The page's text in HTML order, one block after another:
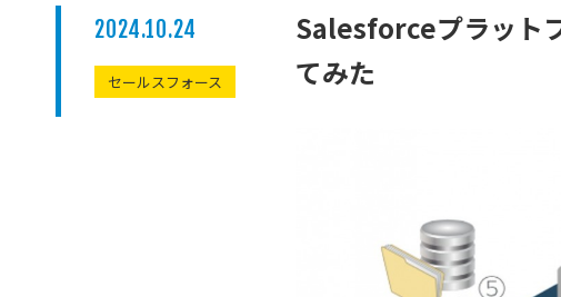
2024.10.24
セールスフォース
Salesforceプラット
てみた